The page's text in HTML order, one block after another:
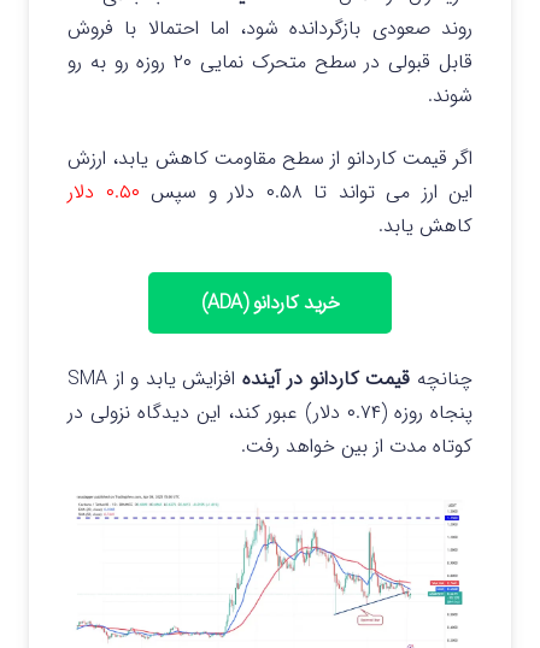
روند صعودی بازگردانده شود، اما احتمالا با فروش
قابل قبولی در سطح متحرک نمایی ۲۰ روزه رو به رو
شوند.
اگر قیمت کاردانو از سطح مقاومت کاهش یابد، ارزش
این ارز می تواند تا ۰.۵۸ دلار و سپس
۰.۵۰ دلار
کاهش یابد.
خرید کاردانو (ADA)
چنانچه قیمت کاردانو در آینده
افزایش یابد و از SMA
پنجاه روزه (۰.۷۴ دلار) عبور کند، این دیدگاه نزولی در
کوتاه مدت از بین خواهد رفت.